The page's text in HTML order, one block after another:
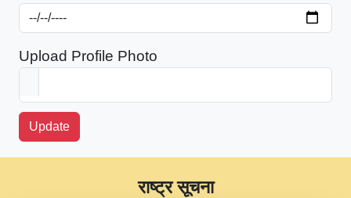
Upload Profile Photo
Update
राष्ट्र सूचना